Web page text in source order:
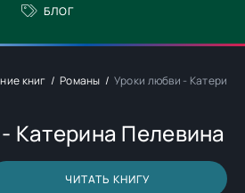
БЛОГ
книг Романы Уроки любви - Катерина
Катерина Пелевина
ЧИТАТЬ КНИГУ